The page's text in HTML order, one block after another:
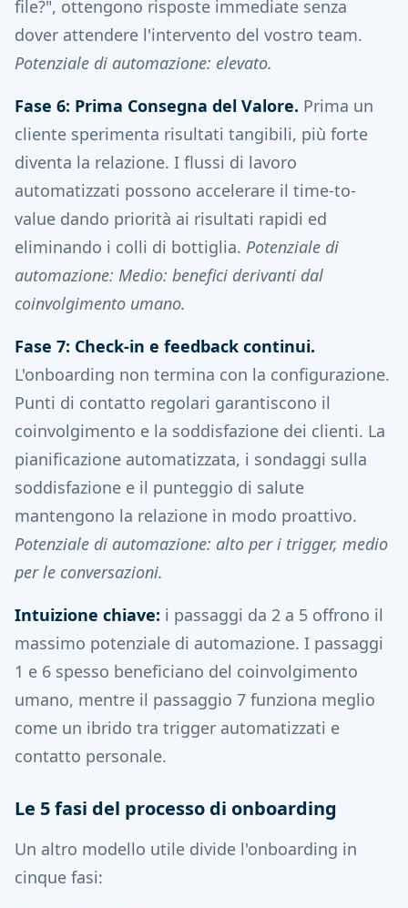
file?", ottengono risposte immediate senza
dover attendere l'intervento del vostro team.
Potenziale di automazione: elevato.
Fase 6: Prima Consegna del Valore. Prima un
cliente sperimenta risultati tangibili, più forte
diventa la relazione. I flussi di lavoro
automatizzati possono accelerare il time-to-
value dando priorità ai risultati rapidi ed
eliminando i colli di bottiglia. Potenziale di
automazione: Medio: benefici derivanti dal
coinvolgimento umano.
Fase 7: Check-in e feedback continui.
L'onboarding non termina con la configurazione.
Punti di contatto regolari garantiscono il
coinvolgimento e la soddisfazione dei clienti. La
pianificazione automatizzata, i sondaggi sulla
soddisfazione e il punteggio di salute
mantengono la relazione in modo proattivo.
Potenziale di automazione: alto per i trigger, medio
per le conversazioni.
Intuizione chiave: i passaggi da 2 a 5 offrono il
massimo potenziale di automazione. I passaggi
1 e 6 spesso beneficiano del coinvolgimento
umano, mentre il passaggio 7 funziona meglio
come un ibrido tra trigger automatizzati e
contatto personale.
Le 5 fasi del processo di onboarding
Un altro modello utile divide l'onboarding in
cinque fasi: